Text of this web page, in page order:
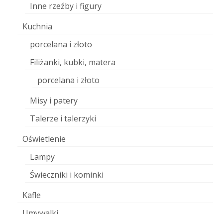
Inne rzeźby i figury
Kuchnia
porcelana i złoto
Filiżanki, kubki, matera
porcelana i złoto
Misy i patery
Talerze i talerzyki
Oświetlenie
Lampy
Świeczniki i kominki
Kafle